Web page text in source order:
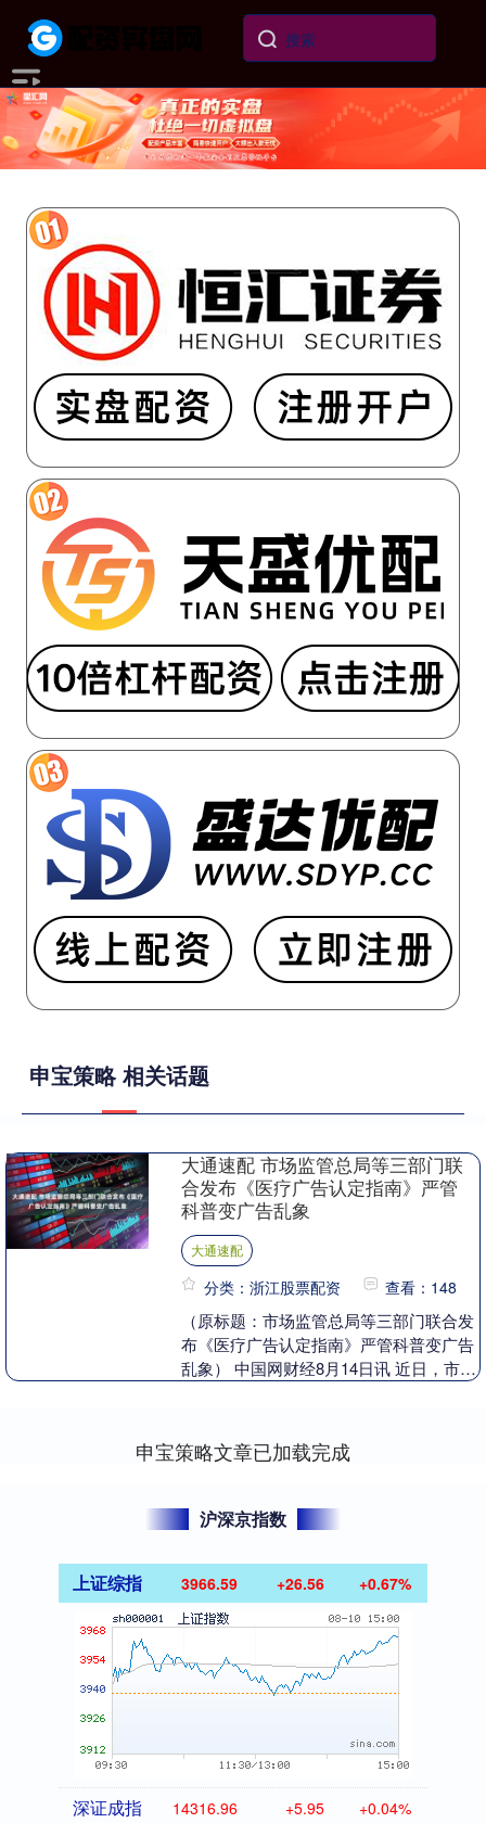
申宝策略 相关话题
大通速配 市场监管总局等三部门联
合发布《医疗广告认定指南》严管
科普变广告乱象
大通速配
分类：浙江股票配资 查看：148
（原标题：市场监管总局等三部门联合发
布《医疗广告认定指南》严管科普变广告
乱象） 中国网财经8月14日讯 近日，市场
申宝策略文章已加载完成
沪深京指数
上证综指 3966.59 +26.56 +0.67%
深证成指 14316.96 +5.95 +0.04%